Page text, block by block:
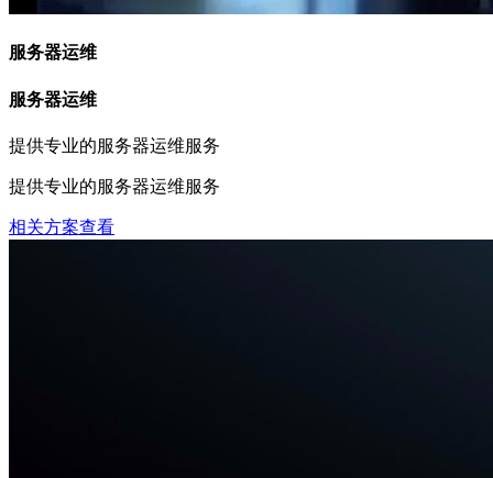
服务器运维
服务器运维
提供专业的服务器运维服务
提供专业的服务器运维服务
相关方案查看